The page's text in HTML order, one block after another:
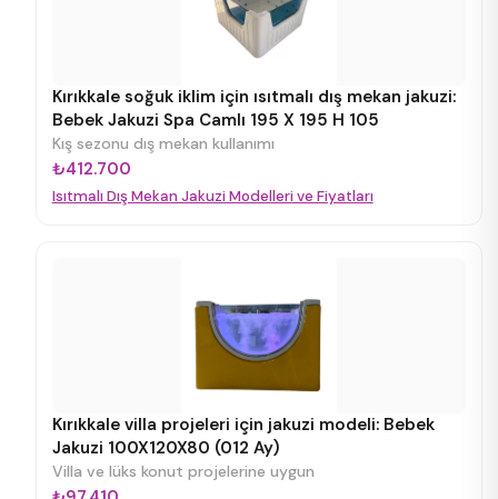
Kırıkkale soğuk iklim için ısıtmalı dış mekan jakuzi:
Bebek Jakuzi Spa Camlı 195 X 195 H 105
Kış sezonu dış mekan kullanımı
₺412.700
Isıtmalı Dış Mekan Jakuzi Modelleri ve Fiyatları
Kırıkkale villa projeleri için jakuzi modeli: Bebek
Jakuzi 100X120X80 (012 Ay)
Villa ve lüks konut projelerine uygun